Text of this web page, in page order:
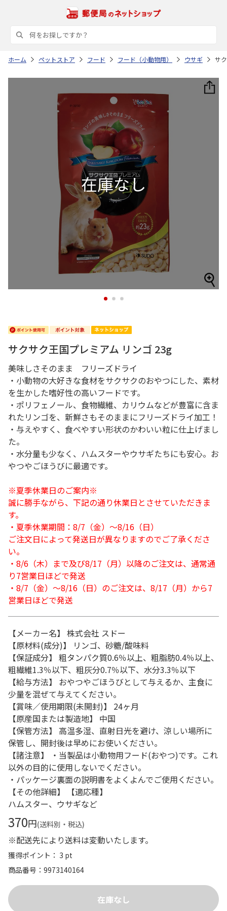
ホーム ペットストア フード フード（小動物用） ウサギ サ
1 2 3
サクサク王国プレミアム リンゴ 23g
美味しさそのまま フリーズドライ
・小動物の大好きな食材をサクサクのおやつにした、素材
を生かした嗜好性の高いフードです。
・ポリフェノール、食物繊維、カリウムなどが豊富に含ま
れたリンゴを、新鮮さもそのままにフリーズドライ加工！
・与えやすく、食べやすい形状のかわいい粒に仕上げまし
た。
・水分量も少なく、ハムスターやウサギたちにも安心。お
やつやごほうびに最適です。
※夏季休業日のご案内※
誠に勝手ながら、下記の通り休業日とさせていただきま
す。
・夏季休業期間：8/7（金）～8/16（日）
ご注文日によって発送日が異なりますのでご了承くださ
い。
・8/6（木）まで及び8/17（月）以降のご注文は、通常通
り7営業日ほどで発送
・8/7（金）～8/16（日）のご注文は、8/17（月）から7
営業日ほどで発送
【メーカー名】 株式会社 スドー
【原材料(成分)】 リンゴ、砂糖/酸味料
【保証成分】 粗タンパク質0.6％以上、粗脂肪0.4％以上、
粗繊維1.3％以下、粗灰分0.7％以下、水分3.3％以下
【給与方法】 おやつやごほうびとして与えるか、主食に
少量を混ぜて与えてください。
【賞味／使用期限(未開封)】 24ヶ月
【原産国または製造地】 中国
【保管方法】 高温多湿、直射日光を避け、涼しい場所に
保管し、開封後は早めにお使いください。
【諸注意】 ・当製品は小動物用フード(おやつ)です。これ
以外の目的に使用しないでください。
・パッケージ裏面の説明書をよくよんでご使用ください。
【その他詳細】 【適応種】
ハムスター、ウサギなど
370円(送料別・税込)
※配送先により送料は変動いたします。
獲得ポイント： 3 pt
商品番号
9973140164